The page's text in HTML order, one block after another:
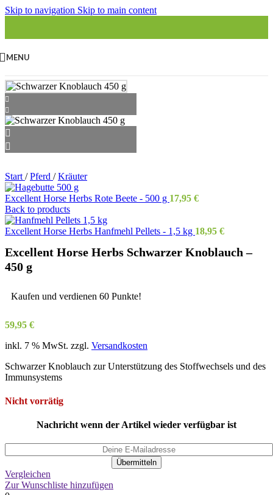
Skip to navigation Skip to main content
MENU
Start / Pferd / Kräuter
Excellent Horse Herbs Rote Beete - 500 g 17,95 €
Back to products
Excellent Horse Herbs Hanfmehl Pellets - 1,5 kg 18,95 €
Excellent Horse Herbs Schwarzer Knoblauch –
450 g
Kaufen und verdienen 60 Punkte!
59,95 €
inkl. 7 % MwSt. zzgl. Versandkosten
Schwarzer Knoblauch zur Unterstützung des Stoffwechsels und des
Immunsystems
Nicht vorrätig
Nachricht wenn der Artikel wieder verfügbar ist
Übermitteln
Vergleichen
Zur Wunschliste hinzufügen